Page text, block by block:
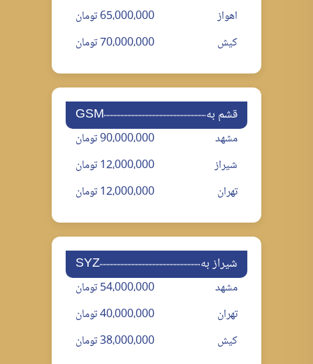
اهواز
65،000،000 تومان
کیش
70،000،000 تومان
قشم به GSM
مشهد
90،000،000 تومان
شیراز
12،000،000 تومان
تهران
12،000،000 تومان
شیراز به SYZ
مشهد
54،000،000 تومان
تهران
40،000،000 تومان
کیش
38،000،000 تومان